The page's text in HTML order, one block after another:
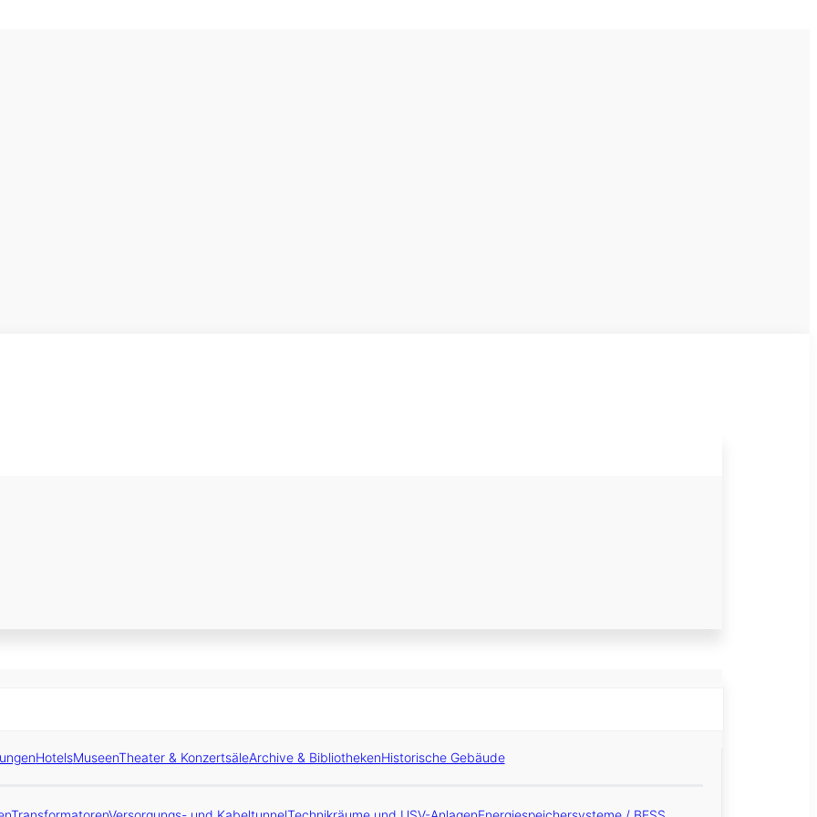
HotelsMuseenTheater & KonzertsäleArchive & BibliothekenHistorische Gebäude